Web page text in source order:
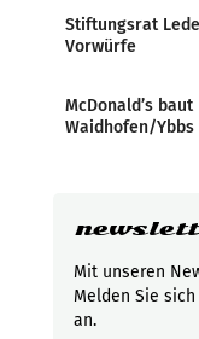
Stiftungsrat
Vorwürfe
McDonald’s
Waidhofen/Ybbs
Mit unseren
Melden Sie
an.